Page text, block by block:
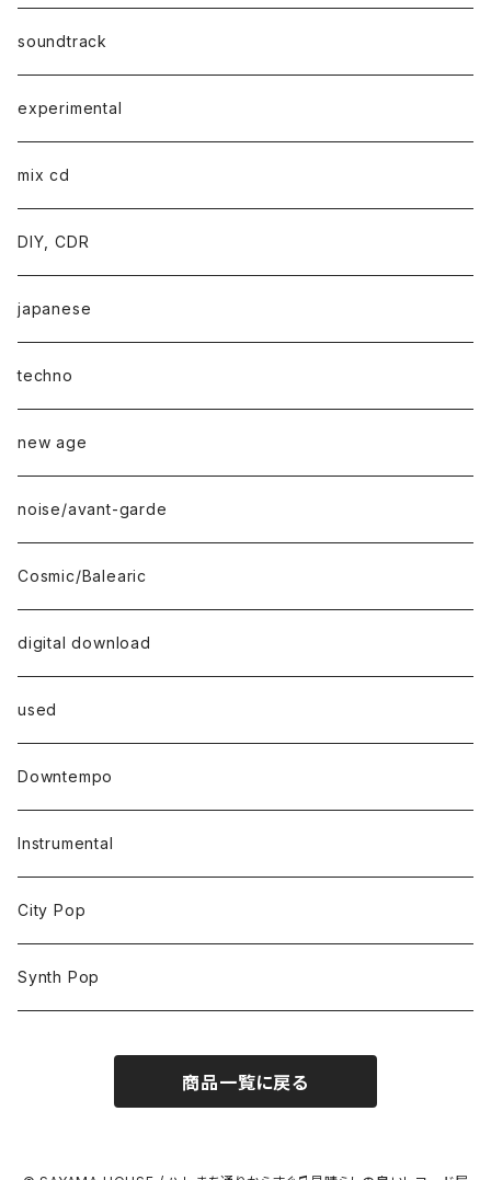
soundtrack
experimental
mix cd
DIY, CDR
japanese
techno
new age
noise/avant-garde
Cosmic/Balearic
digital download
used
Downtempo
Instrumental
City Pop
Synth Pop
商品一覧に戻る